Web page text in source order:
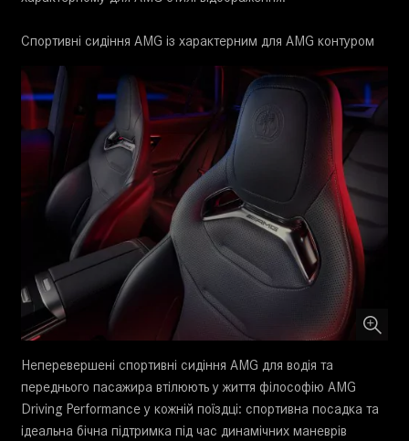
Спортивні сидіння AMG із характерним для AMG контуром
Неперевершені спортивні сидіння AMG для водія та
переднього пасажира втілюють у життя філософію AMG
Driving Performance у кожній поїздці: спортивна посадка та
ідеальна бічна підтримка під час динамічних маневрів